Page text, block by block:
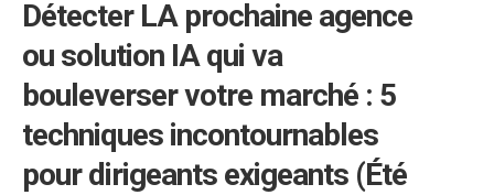
Détecter LA prochaine agence
ou solution IA qui va
bouleverser votre marché : 5
techniques incontournables
pour dirigeants exigeants (Été